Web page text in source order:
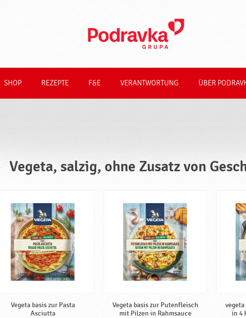
SHOP REZEPTE F&E VERANTWORTUNG ÜBER
Vegeta, salzig, ohne Zusatz von
Vegeta basis zur Pasta
Asciutta
Vegeta basis zur Putenfleisch
mit Pilzen in Rahmsauce
in 4